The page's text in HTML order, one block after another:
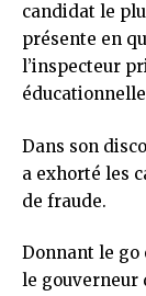
candidat le
présente en
l’inspecteur
Dans son
a exhorté les
de fraude.
Donnant le go
le gouverneur